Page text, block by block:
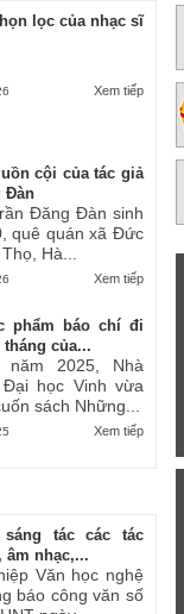
lọc của nhạc sĩ
Xem tiếp
cội của tác giả
Đàn
Đăng Đàn sinh
quê quán xã Đức
Hà...
Xem tiếp
phẩm báo chí đi
của...
năm 2025, Nhà
học Vinh vừa
sách Những...
Xem tiếp
tác các tác
âm nhạc,...
Văn học nghệ
báo công văn số